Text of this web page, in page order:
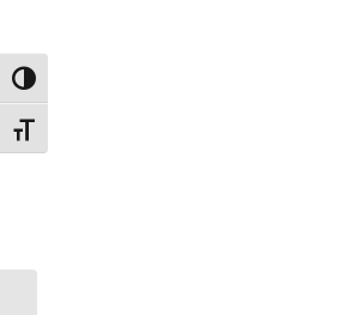
Alternar alto contraste
Alternar tamaño de letra